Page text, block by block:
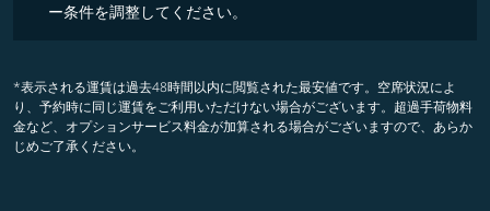
ー条件を調整してください。
*表示される運賃は過去48時間以内に閲覧された最安値です。空席状況によ
り、予約時に同じ運賃をご利用いただけない場合がございます。超過手荷物料
金など、オプションサービス料金が加算される場合がございますので、あらか
じめご了承ください。